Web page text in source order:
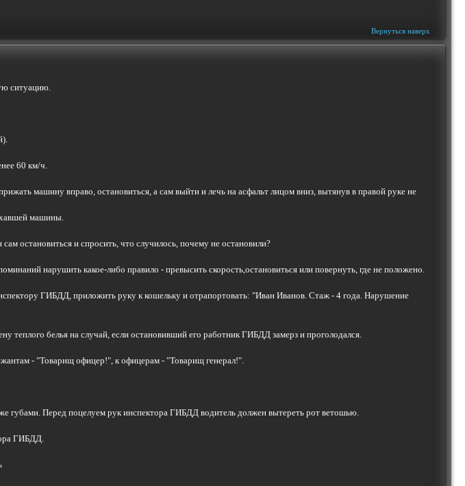
Вернуться наверх
ситуацию.
60 км/ч.
машину вправо, остановиться, а сам выйти и лечь на асфальт лицом вниз, вытянув в правой руке не
машины.
остановиться и спросить, что случилось, почему не остановили?
нарушить какое-либо правило - превысить скорость,остановиться или повернуть, где не положено.
ГИБДД, приложить руку к кошельку и отрапортовать: "Иван Иванов. Стаж - 4 года. Нарушение
теплого белья на случай, если остановивший его работник ГИБДД замерз и проголодался.
- "Товарищ офицер!", к офицерам - "Товарищ генерал!".
губами. Перед поцелуем рук инспектора ГИБДД водитель должен вытереть рот ветошью.
ГИБДД.